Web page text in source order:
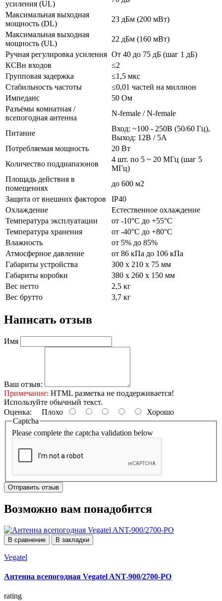
усиления (UL)
Максимальная выходная
мощность (DL)
23 дБм (200 мВт)
Максимальная выходная
мощность (UL)
22 дБм (160 мВт)
Ручная регулировка усиления От 40 до 75 дБ (шаг 1 дБ)
КСВн входов
≤2
Групповая задержка
≤1,5 мкс
Стабильность частоты
≤0,01 частей на миллион
Импеданс
50 Ом
Разъёмы комнатная /
всепогодная антенна
N-female / N-female
Питание
Вход: ~100 - 250В (50/60 Гц),
Выход: 12В / 5А
Потребляемая мощность
20 Вт
Количество поддиапазонов
4 шт. по 5 ~ 20 МГц (шаг 5
МГц)
Площадь действия в
помещениях
до 600 м2
Защита от внешних факторов
IP40
Охлаждение
Естественное охлаждение
Температура эксплуатации
от -10°C до +55°C
Температура хранения
от -40°C до +80°C
Влажность
от 5% до 85%
Атмосферное давление
от 86 кПа до 106 кПа
Габариты устройства
300 х 210 х 75 мм
Габариты коробки
380 х 260 х 150 мм
Вес нетто
2,5 кг
Вес брутто
3,7 кг
Написать отзыв
Имя
Ваш отзыв:
Примечание: HTML разметка не поддерживается!
Используйте обычный текст.
Оценка: Плохо
Хорошо
Captcha
Please complete the captcha validation below
Отправить отзыв
Возможно вам понадобится
В сравнение В закладки
Vegatel
Антенна всепогодная Vegatel ANT-900/2700-PO
rating